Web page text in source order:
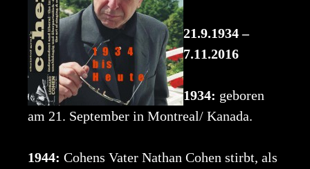
21.9.1934 –
7.11.2016
1934: geboren
am 21. September in Montreal/ Kanada.
1944: Cohens Vater Nathan Cohen stirbt, als